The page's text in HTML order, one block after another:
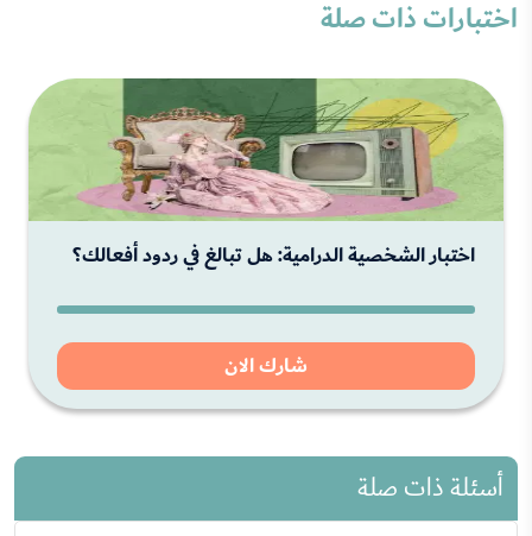
اختبارات ذات صلة
اختبار الشخصية الدرامية: هل تبالغ في ردود أفعالك؟
شارك الان
أسئلة ذات صلة